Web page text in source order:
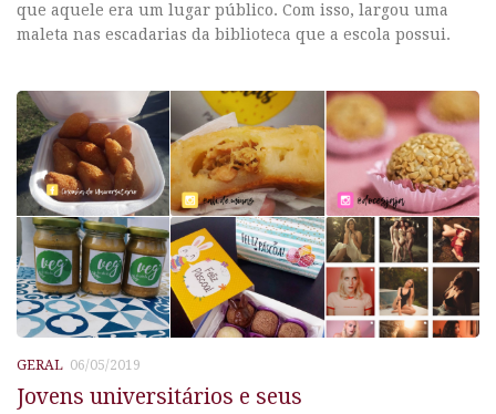
que aquele era um lugar público. Com isso, largou uma
maleta nas escadarias da biblioteca que a escola possui.
GERAL 06/05/2019
Jovens universitários e seus